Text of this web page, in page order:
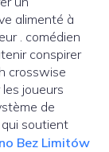
alimenté à
. comédien
conspirer
crosswise
joueurs
de
Bez Limitów